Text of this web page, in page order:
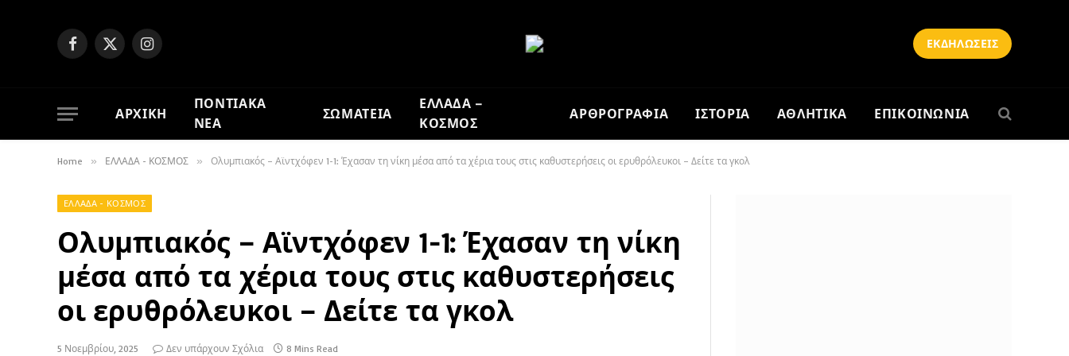
Facebook
X
Instagram
ΕΚΔΗΛΩΣΕΙΣ
ΑΡΧΙΚΗ
ΠΟΝΤΙΑΚΑ
ΝΕΑ
ΣΩΜΑΤΕΙΑ
ΕΛΛΑΔΑ –
ΚΟΣΜΟΣ
ΑΡΘΡΟΓΡΑΦΙΑ ΙΣΤΟΡΙΑ ΑΘΛΗΤΙΚΑ ΕΠΙΚΟΙΝΩΝΙΑ
Home » ΕΛΛΑΔΑ - ΚΟΣΜΟΣ » Ολυμπιακός – Αϊντχόφεν 1-1: Έχασαν τη νίκη μέσα από τα χέρια τους στις καθυστερήσεις οι ερυθρόλευκοι – Δείτε τα γκολ
ΕΛΛΑΔΑ - ΚΟΣΜΟΣ
Ολυμπιακός – Αϊντχόφεν 1-1: Έχασαν τη νίκη
μέσα από τα χέρια τους στις καθυστερήσεις
οι ερυθρόλευκοι – Δείτε τα γκολ
5 Νοεμβρίου, 2025 Δεν υπάρχουν Σχόλια 8 Mins Read